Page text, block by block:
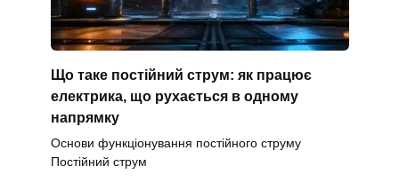
Що таке постійний струм: як працює
електрика, що рухається в одному
напрямку
Основи функціонування постійного струму
Постійний струм